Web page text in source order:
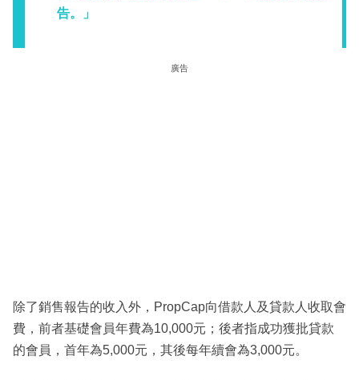
告。」
廣告
除了銷售報告的收入外，PropCap向借款人及貸款人收取會
費，前者基礎會員年費為10,000元；後者指成功獲批貸款
的會員，首年為5,000元，其後每年續會為3,000元。